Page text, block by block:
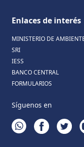
Enlaces de interés
MINISTERIO DE
SRI
IESS
BANCO CENTRAL
FORMULARIOS
Síguenos en
WHATSAPPFACEBOOKTWITTER